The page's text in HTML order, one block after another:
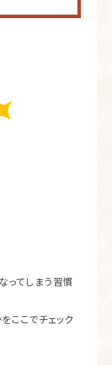
ってしまう習慣
ここでチェック